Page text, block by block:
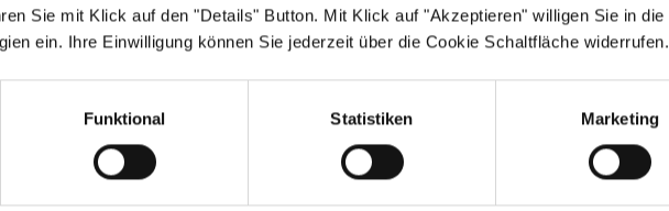
Sie mit Klick auf den "Details" Button. Mit Klick auf "Akzeptieren" willigen Sie in die
ein. Ihre Einwilligung können Sie jederzeit über die Cookie Schaltfläche widerrufen.
Funktional Statistiken Marketing